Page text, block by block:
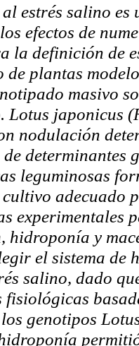
estrés salino
efectos de
la definición de
de plantas
masivo
Lotus japonicus
nodulación
determinantes
leguminosas
cultivo adecuado
experimentales
hidroponía y
el sistema de
salino, dado
fisiológicas
genotipos